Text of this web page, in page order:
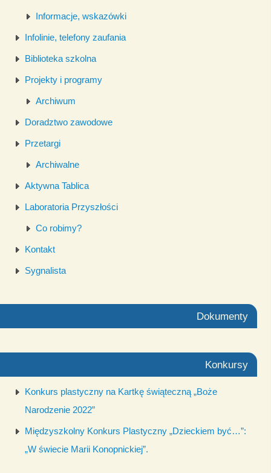
Informacje, wskazówki
Infolinie, telefony zaufania
Biblioteka szkolna
Projekty i programy
Archiwum
Doradztwo zawodowe
Przetargi
Archiwalne
Aktywna Tablica
Laboratoria Przyszłości
Co robimy?
Kontakt
Sygnalista
Dokumenty
Konkursy
Konkurs plastyczny na Kartkę świąteczną „Boże
Narodzenie 2022”
Międzyszkolny Konkurs Plastyczny „Dzieckiem być…”:
„W świecie Marii Konopnickiej”.